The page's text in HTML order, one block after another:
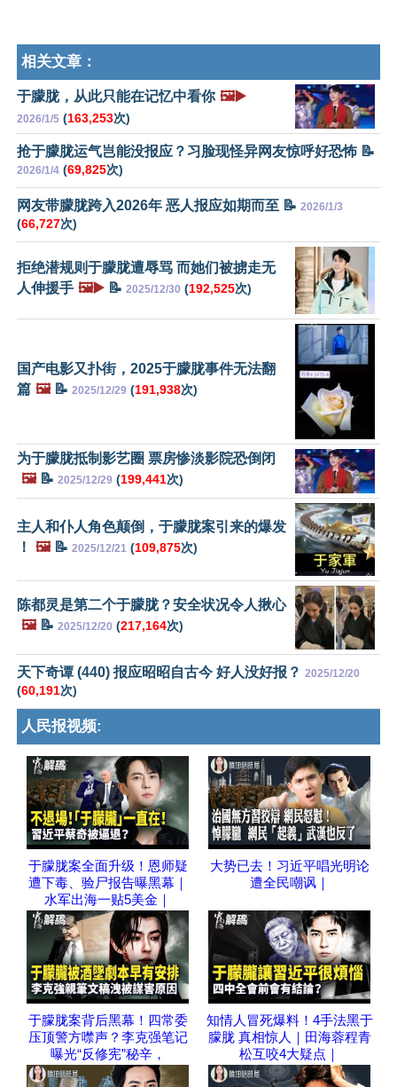
相关文章：
于朦胧，从此只能在记忆中看你 🖼️▶️
2026/1/5 (163,253次)
抢于朦胧运气岂能没报应？习脸现怪异网友惊呼好恐怖 📝
2026/1/4 (69,825次)
网友带朦胧跨入2026年 恶人报应如期而至 📝 2026/1/3
(66,727次)
拒绝潜规则于朦胧遭辱骂 而她们被掳走无
人伸援手 🖼️▶️ 📝 2025/12/30 (192,525次)
国产电影又扑街，2025于朦胧事件无法翻
篇 🖼️📝 2025/12/29 (191,938次)
为于朦胧抵制影艺圈 票房惨淡影院恐倒闭
🖼️📝 2025/12/29 (199,441次)
主人和仆人角色颠倒，于朦胧案引来的爆发
！
🖼️📝 2025/12/21 (109,875次)
陈都灵是第二个于朦胧？安全状况令人揪心
🖼️📝 2025/12/20 (217,164次)
天下奇谭 (440) 报应昭昭自古今 好人没好报？ 2025/12/20
(60,191次)
人民报视频:
于朦胧案全面升级！恩师疑
遭下毒、验尸报告曝黑幕｜
水军出海一贴5美金｜
大势已去！习近平唱光明论
遭全民嘲讽｜
于朦胧案背后黑幕！四常委
压顶警方噤声？李克强笔记
曝光“反修宪”秘辛，
知情人冒死爆料！4手法黑于
朦胧 真相惊人｜田海蓉程青
松互咬4大疑点｜